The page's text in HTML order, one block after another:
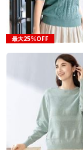
最大25％OFF